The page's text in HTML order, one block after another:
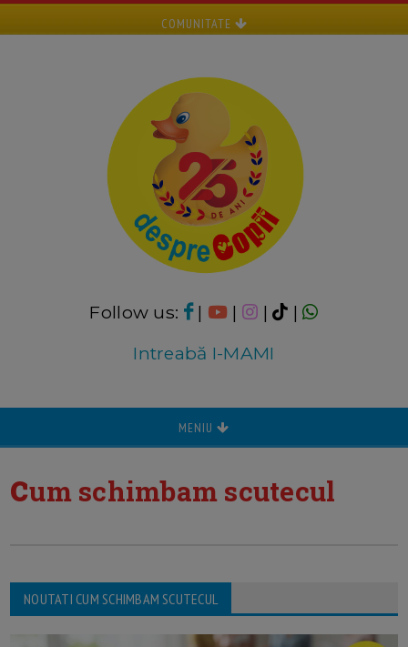
COMUNITATE
Follow us: | | |
|
Intreabă I-MAMI
MENIU
cum schimbam scutecul
NOUTATI CUM SCHIMBAM SCUTECUL